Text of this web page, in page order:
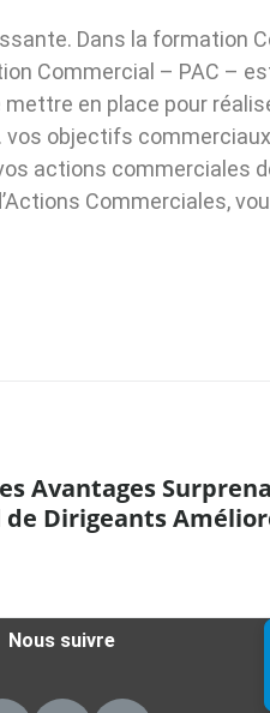
Dans la formation
Commercial – PAC –
en place pour
objectifs
actions commerciales
Commerciales,
Avantages
Dirigeants
Nous suivre